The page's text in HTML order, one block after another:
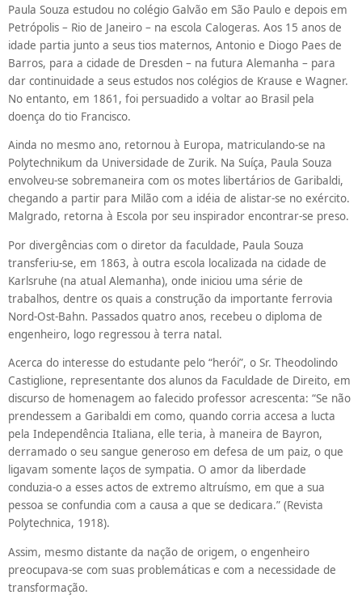
Paula Souza estudou no colégio Galvão em São Paulo e depois em
Petrópolis – Rio de Janeiro – na escola Calogeras. Aos 15 anos de
idade partia junto a seus tios maternos, Antonio e Diogo Paes de
Barros, para a cidade de Dresden – na futura Alemanha – para
dar continuidade a seus estudos nos colégios de Krause e Wagner.
No entanto, em 1861, foi persuadido a voltar ao Brasil pela
doença do tio Francisco.
Ainda no mesmo ano, retornou à Europa, matriculando-se na
Polytechnikum da Universidade de Zurik. Na Suíça, Paula Souza
envolveu-se sobremaneira com os motes libertários de Garibaldi,
chegando a partir para Milão com a idéia de alistar-se no exército.
Malgrado, retorna à Escola por seu inspirador encontrar-se preso.
Por divergências com o diretor da faculdade, Paula Souza
transferiu-se, em 1863, à outra escola localizada na cidade de
Karlsruhe (na atual Alemanha), onde iniciou uma série de
trabalhos, dentre os quais a construção da importante ferrovia
Nord-Ost-Bahn. Passados quatro anos, recebeu o diploma de
engenheiro, logo regressou à terra natal.
Acerca do interesse do estudante pelo “herói”, o Sr. Theodolindo
Castiglione, representante dos alunos da Faculdade de Direito, em
discurso de homenagem ao falecido professor acrescenta: “Se não
prendessem a Garibaldi em como, quando corria accesa a lucta
pela Independência Italiana, elle teria, à maneira de Bayron,
derramado o seu sangue generoso em defesa de um paiz, o que
ligavam somente laços de sympatia. O amor da liberdade
conduzia-o a esses actos de extremo altruísmo, em que a sua
pessoa se confundia com a causa a que se dedicara.” (Revista
Polytechnica, 1918).
Assim, mesmo distante da nação de origem, o engenheiro
preocupava-se com suas problemáticas e com a necessidade de
transformação.